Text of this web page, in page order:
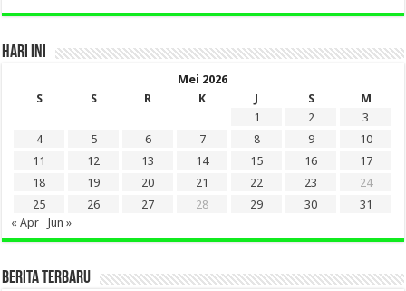
HARI INI
Mei 2026
S
S R K J S
M
1
2
3
4
5 6 7 8 9
10
11
12 13 14 15 16
17
18
19 20 21 22 23
24
25
26 27 28 29 30
31
« Apr
Jun »
BERITA TERBARU